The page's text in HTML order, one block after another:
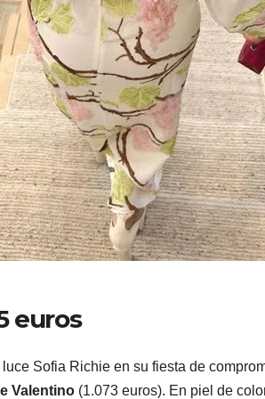
euros
Sofia Richie en su fiesta de
Valentino (1.073 euros). En piel de